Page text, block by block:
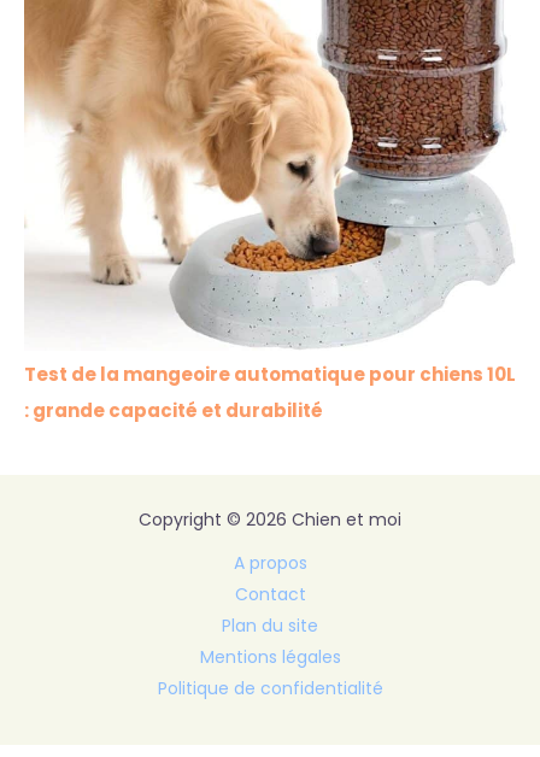
Test de la mangeoire automatique pour chiens 10L
: grande capacité et durabilité
Copyright © 2026 Chien et moi
A propos
Contact
Plan du site
Mentions légales
Politique de confidentialité